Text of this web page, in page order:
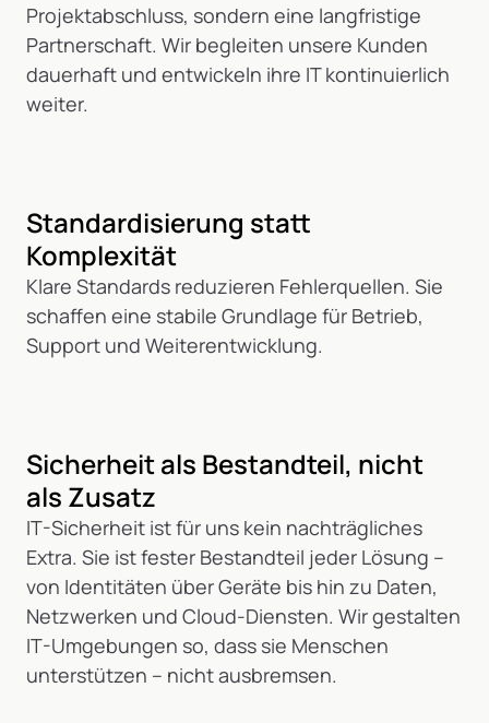
Projektabschluss, sondern eine langfristige
Partnerschaft. Wir begleiten unsere Kunden
dauerhaft und entwickeln ihre IT kontinuierlich
weiter.
Standardisierung statt
Komplexität
Klare Standards reduzieren Fehlerquellen. Sie
schaffen eine stabile Grundlage für Betrieb,
Support und Weiterentwicklung.
Sicherheit als Bestandteil, nicht
als Zusatz
IT-Sicherheit ist für uns kein nachträgliches
Extra. Sie ist fester Bestandteil jeder Lösung –
von Identitäten über Geräte bis hin zu Daten,
Netzwerken und Cloud-Diensten. Wir gestalten
IT-Umgebungen so, dass sie Menschen
unterstützen – nicht ausbremsen.